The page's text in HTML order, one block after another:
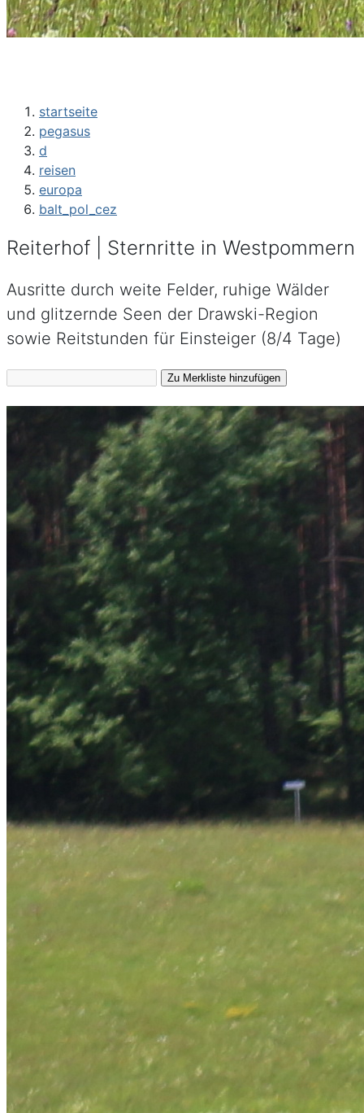
startseite
pegasus
d
reisen
europa
balt_pol_cez
Reiterhof | Sternritte in Westpommern
Ausritte durch weite Felder, ruhige Wälder
und glitzernde Seen der Drawski-Region
sowie Reitstunden für Einsteiger (8/4 Tage)